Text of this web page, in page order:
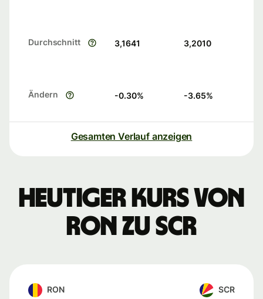
Durchschnitt 3,1641 3,2010
Ändern -0.30% -3.65%
Gesamten Verlauf anzeigen
Heutiger Kurs von
RON zu SCR
RON SCR